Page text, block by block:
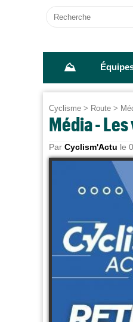
Recherche
⛰
Cyclisme > Route >
Média -
Par Cyclism'Actu le